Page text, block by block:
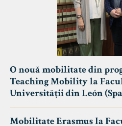
O nouă mobilitate din
Teaching Mobility la
Universității din León
Mobilitate Erasmus la